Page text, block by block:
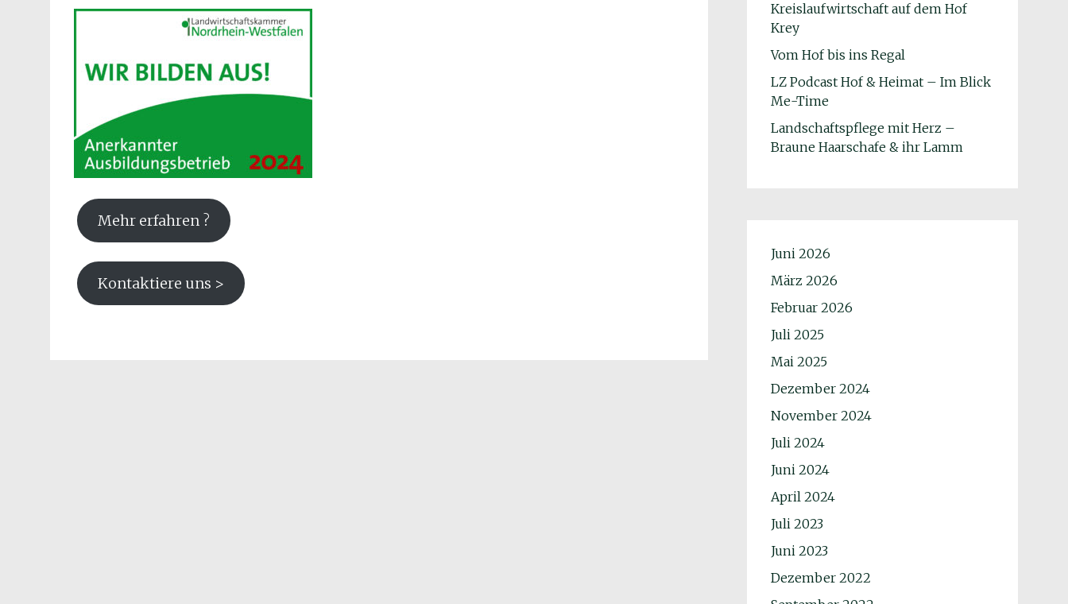
Mehr erfahren ?
Kontaktiere uns >
Kreislaufwirtschaft auf dem Hof
Krey
Vom Hof bis ins Regal
LZ Podcast Hof & Heimat – Im Blick
Me-Time
Landschaftspflege mit Herz –
Braune Haarschafe & ihr Lamm
Juni 2026
März 2026
Februar 2026
Juli 2025
Mai 2025
Dezember 2024
November 2024
Juli 2024
Juni 2024
April 2024
Juli 2023
Juni 2023
Dezember 2022